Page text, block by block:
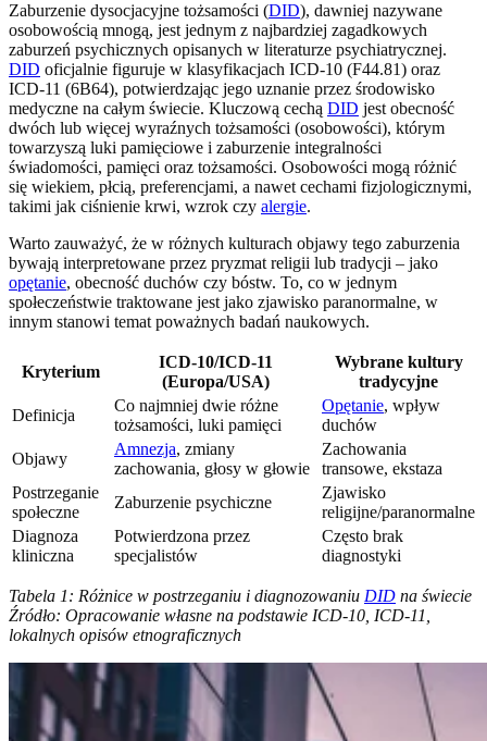
Zaburzenie dysocjacyjne tożsamości (DID), dawniej nazywane
osobowością mnogą, jest jednym z najbardziej zagadkowych
zaburzeń psychicznych opisanych w literaturze psychiatrycznej.
DID oficjalnie figuruje w klasyfikacjach ICD-10 (F44.81) oraz
ICD-11 (6B64), potwierdzając jego uznanie przez środowisko
medyczne na całym świecie. Kluczową cechą DID jest obecność
dwóch lub więcej wyraźnych tożsamości (osobowości), którym
towarzyszą luki pamięciowe i zaburzenie integralności
świadomości, pamięci oraz tożsamości. Osobowości mogą różnić
się wiekiem, płcią, preferencjami, a nawet cechami fizjologicznymi,
takimi jak ciśnienie krwi, wzrok czy alergie.
Warto zauważyć, że w różnych kulturach objawy tego zaburzenia
bywają interpretowane przez pryzmat religii lub tradycji – jako
opętanie, obecność duchów czy bóstw. To, co w jednym
społeczeństwie traktowane jest jako zjawisko paranormalne, w
innym stanowi temat poważnych badań naukowych.
Kryterium
ICD-10/ICD-11
(Europa/USA)
Wybrane kultury
tradycyjne
Definicja
Co najmniej dwie różne
tożsamości, luki pamięci
Opętanie, wpływ
duchów
Objawy
Amnezja, zmiany
zachowania, głosy w głowie
Zachowania
transowe, ekstaza
Postrzeganie
społeczne
Zaburzenie psychiczne
Zjawisko
religijne/paranormalne
Diagnoza
kliniczna
Potwierdzona przez
specjalistów
Często brak
diagnostyki
Tabela 1: Różnice w postrzeganiu i diagnozowaniu DID na świecie
Źródło: Opracowanie własne na podstawie ICD-10, ICD-11,
lokalnych opisów etnograficznych